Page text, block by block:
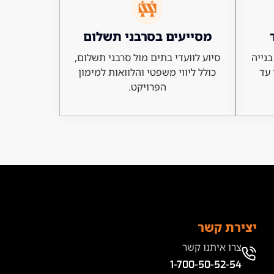
עד
מסייעים בסרבני תשלום
סיוע לוועדי בתים מול סרבני תשלום,
כולל ליווי משפטי והלוואות למימון
הפרויקט.
יצירת קשר
צרו איתנו קשר
1-700-50-52-54